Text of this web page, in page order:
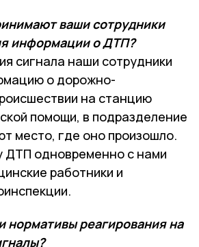
ваши сотрудники
информации о ДТП?
сигнала наши сотрудники
о дорожно-
на станцию
помощи, в подразделение
место, где оно произошло.
ДТП одновременно с нами
работники и
нормативы реагирования на